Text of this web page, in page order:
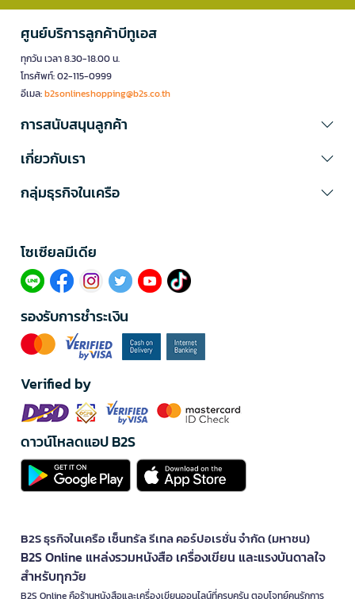
ศูนย์บริการลูกค้าบีทูเอส
ทุกวัน เวลา 8.30-18.00 น.
โทรศัพท์: 02-115-0999
อีเมล:b2sonlineshopping@b2s.co.th
การสนับสนุนลูกค้า
เกี่ยวกับเรา
กลุ่มธุรกิจในเครือ
โซเซียลมีเดีย​
รองรับการชำระเงิน
Verified by
ดาวน์โหลดแอป B2S
B2S ธุรกิจในเครือ เซ็นทรัล รีเทล คอร์ปอเรชั่น จำกัด (มหาชน)
B2S Online แหล่งรวมหนังสือ เครื่องเขียน และแรงบันดาลใจ
สำหรับทุกวัย
B2S Online คือร้านหนังสือและเครื่องเขียนออนไลน์ที่ครบครัน ตอบโจทย์คนรักการ